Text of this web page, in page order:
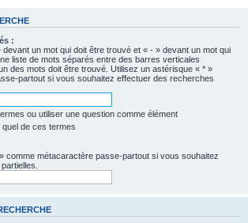
:
un mot qui doit être trouvé et « - » devant un mot qui
liste de mots séparés entre des barres verticales
des mots doit être trouvé. Utilisez un astérisque « * »
partout si vous souhaitez effectuer des recherches
ou utiliser une question comme élément
quel de ces termes
comme métacaractère passe-partout si vous souhaitez